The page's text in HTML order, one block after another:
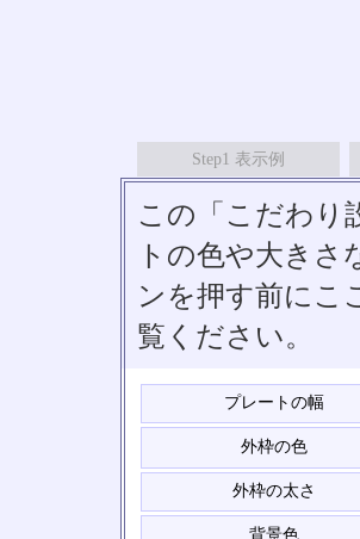
Step1 表示例
この「こだわり
トの色や大き
ンを押す前にこ
覧ください。
プレートの幅
外枠の色
外枠の太さ
背景色